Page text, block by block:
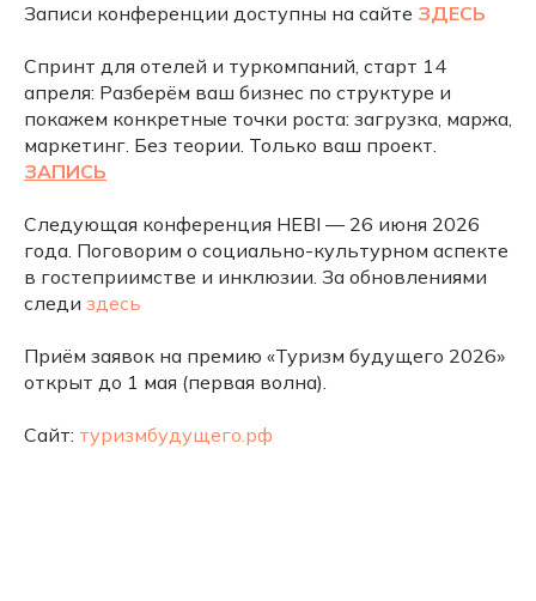
Записи конференции доступны на сайте ЗДЕСЬ
Cпринт для отелей и туркомпаний, старт 14
апреля: Разберём ваш бизнес по структуре и
покажем конкретные точки роста: загрузка, маржа,
маркетинг. Без теории. Только ваш проект.
ЗАПИСЬ
Следующая конференция HEBI — 26 июня 2026
года. Поговорим о социально-культурном аспекте
в гостеприимстве и инклюзии. За обновлениями
следи здесь
Приём заявок на премию «Туризм будущего 2026»
открыт до 1 мая (первая волна).
Сайт: туризмбудущего.рф